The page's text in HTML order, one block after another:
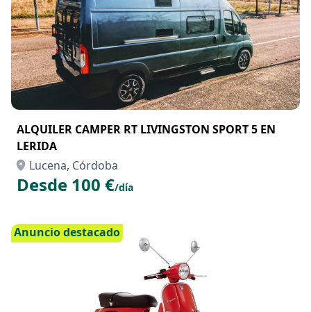
ALQUILER CAMPER RT LIVINGSTON SPORT 5 EN
LERIDA
Lucena, Córdoba
Desde 100 €/día
Anuncio destacado